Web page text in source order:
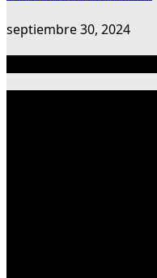
septiembre 30, 2024